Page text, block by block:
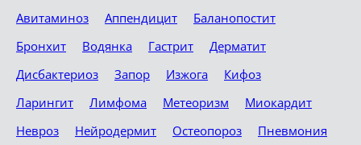
Авитаминоз Аппендицит
Баланопостит
Бронхит
Водянка Гастрит
Дерматит
Дисбактериоз
Запор Изжога
Кифоз
Ларингит
Лимфома Метеоризм
Миокардит
Невроз
Нейродермит Остеопороз
Пневмония